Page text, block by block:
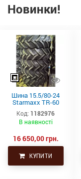
Новинки!
Шина 15.5/80-24
Starmaxx TR-60
(16PR, 163A8, TL)
Код: 1182976
В наявності
16 650,00 грн.
КУПИТИ